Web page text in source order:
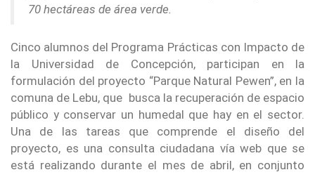
70 hectáreas de área verde.
Cinco alumnos del Programa Prácticas con Impacto de
la Universidad de Concepción, participan en la
formulación del proyecto “Parque Natural Pewen”, en la
comuna de Lebu, que busca la recuperación de espacio
público y conservar un humedal que hay en el sector.
Una de las tareas que comprende el diseño del
proyecto, es una consulta ciudadana vía web que se
está realizando durante el mes de abril, en conjunto